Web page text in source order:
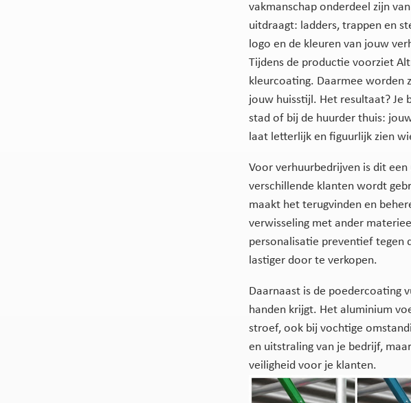
vakmanschap onderdeel zijn
uitdraagt: ladders, trappen en
logo en de kleuren van jouw
Tijdens de productie voorziet
kleurcoating. Daarmee worden
jouw huisstijl. Het resultaat? Je
stad of bij de huurder thuis:
laat letterlijk en figuurlijk zien
Voor verhuurbedrijven is dit
verschillende klanten wordt
maakt het terugvinden en
verwisseling met ander
personalisatie preventief tegen
lastiger door te verkopen.
Daarnaast is de poedercoating
handen krijgt. Het aluminium
stroef, ook bij vochtige
en uitstraling van je bedrijf,
veiligheid voor je klanten.